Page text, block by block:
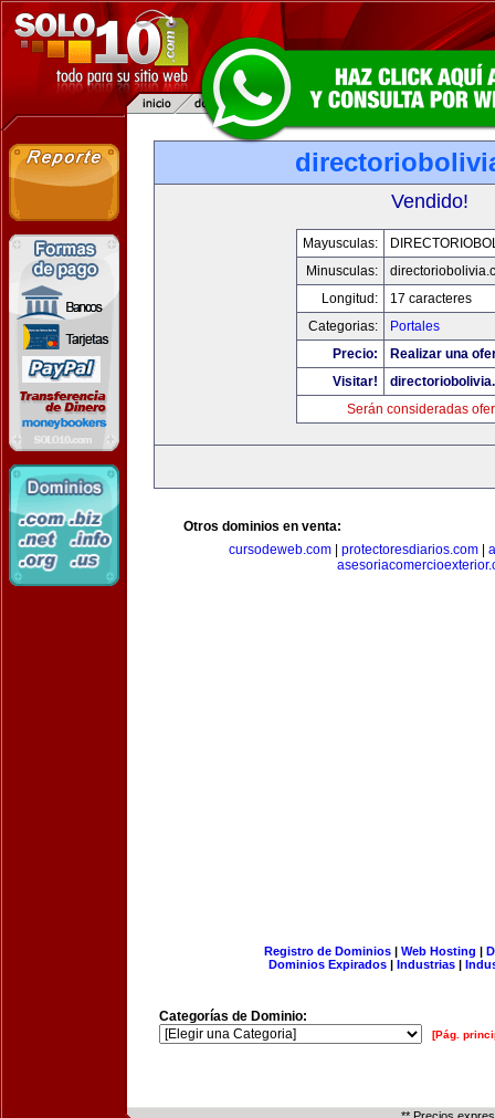
Vendido!
Mayusculas:
Minusculas:
Longitud:
17 caracteres
Categorias:
Portales
Precio:
Realizar una
Visitar!
Serán consideradas
Otros dominios en venta:
cursodeweb.com
protectoresdiarios.com
Registro de Dominios| Web Hosting |
Dominios Expirados | Industrias |
Categorías de Dominio:
[Pág.